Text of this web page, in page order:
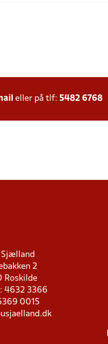
eller på tlf: 5482 6768
Sjælland
2
Roskilde
4632 3366
0015